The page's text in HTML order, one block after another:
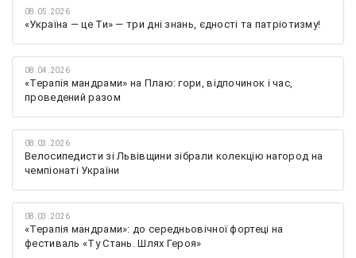
08.05.2026
«Україна — це Ти» — три дні знань, єдності та патріотизму!
08.04.2026
«Терапія мандрами» на Плаю: гори, відпочинок і час,
проведений разом
08.03.2026
Велосипедисти зі Львівщини зібрали колекцію нагород на
чемпіонаті України
08.03.2026
«Терапія мандрами»: до середньовічної фортеці на
фестиваль «Ту Стань. Шлях Героя»